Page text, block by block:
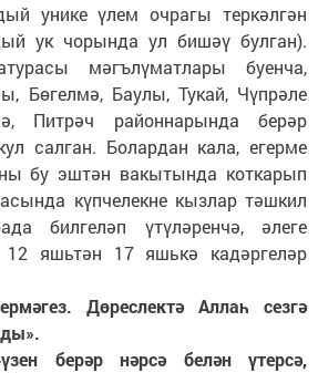
унике үлем очрагы теркәлгән
ук чорында ул бишәү булган).
мәгълүматлары буенча,
Бөгелмә, Баулы, Тукай, Чүпрәле
Питрәч районнарында берәр
салган. Болардан кала, егерме
бу эштән вакытында коткарып
күпчелекне кызлар тәшкил
билгеләп үтүләренчә, әлеге
12 яшьтән 17 яшькә кадәргеләр
Дөреслектә Аллаһ сезгә
берәр нәрсә белән үтерсә,